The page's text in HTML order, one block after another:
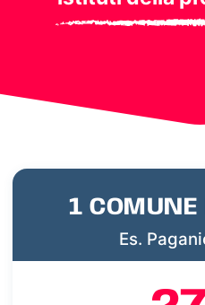
1 COMUNE
Es.